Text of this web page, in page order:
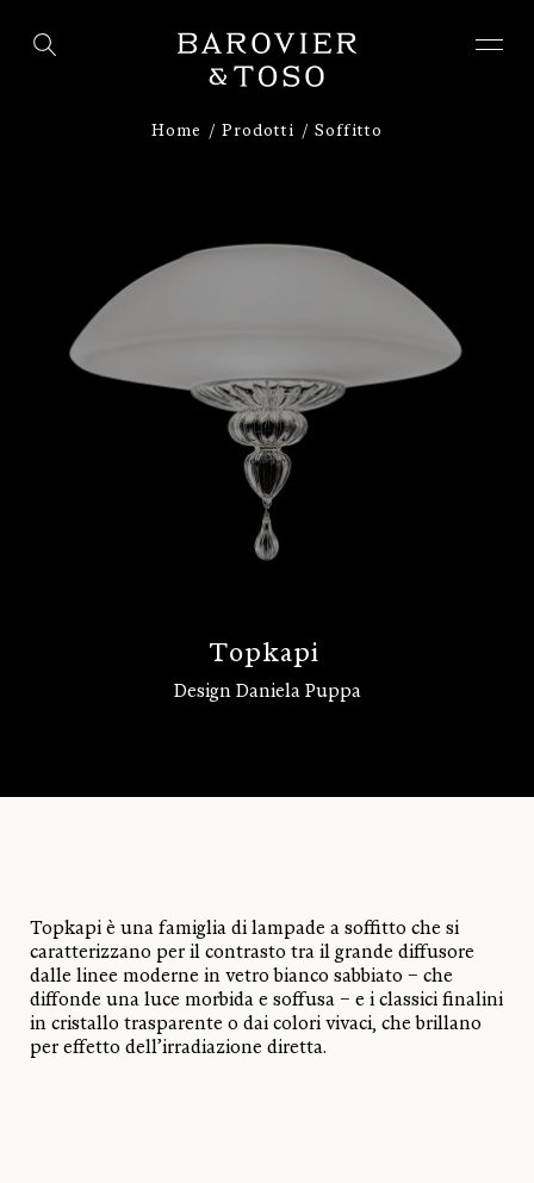
Home Prodotti Soffitto
Topkapi
Design Daniela Puppa
Topkapi è una famiglia di lampade a soffitto che si
caratterizzano per il contrasto tra il grande diffusore
dalle linee moderne in vetro bianco sabbiato – che
diffonde una luce morbida e soffusa – e i classici finalini
in cristallo trasparente o dai colori vivaci, che brillano
per effetto dell’irradiazione diretta.
ACCEDI